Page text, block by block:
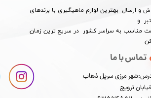
★★
و ارسال بهترین لوازم ماهیگیری با برندهای
و
مناسب به سراسر کشور در سریع ترین زمان
تماس با ما
مرزی سرپل ذهاب
ترویج